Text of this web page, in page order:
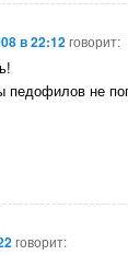
в 22:12говорит:
педофилов не
говорит: